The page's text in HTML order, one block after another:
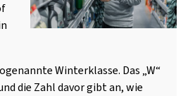
Winterklasse. Das „W“
die Zahl davor gibt an, wie